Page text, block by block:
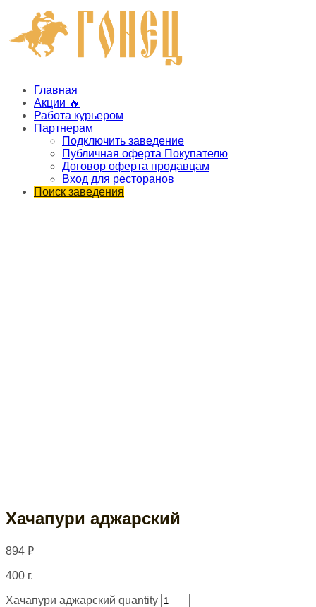
Главная
Акции 🔥
Работа курьером
Партнерам
Подключить заведение
Публичная оферта Покупателю
Договор оферта продавцам
Вход для ресторанов
Поиск заведения
Хачапури аджарский
894 ₽
400 г.
Хачапури аджарский quantity